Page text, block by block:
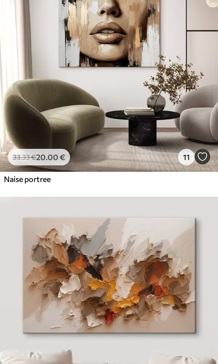
33.33€20.00 € 11
Naise portree